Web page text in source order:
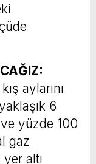
aylarını
6
yüzde 100
gaz
altı